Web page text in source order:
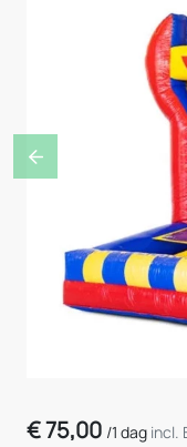
Previous
€75,00 /1 dag incl.